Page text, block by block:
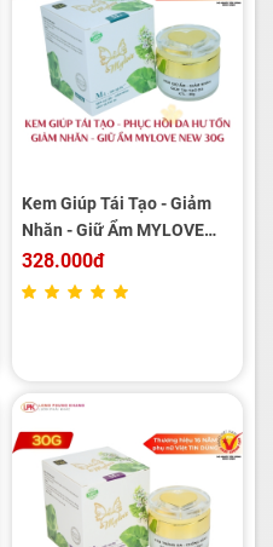
Kem Giúp Tái Tạo - Giảm
Nhăn - Giữ Ẩm MYLOVE
NEW 30g
328.000đ